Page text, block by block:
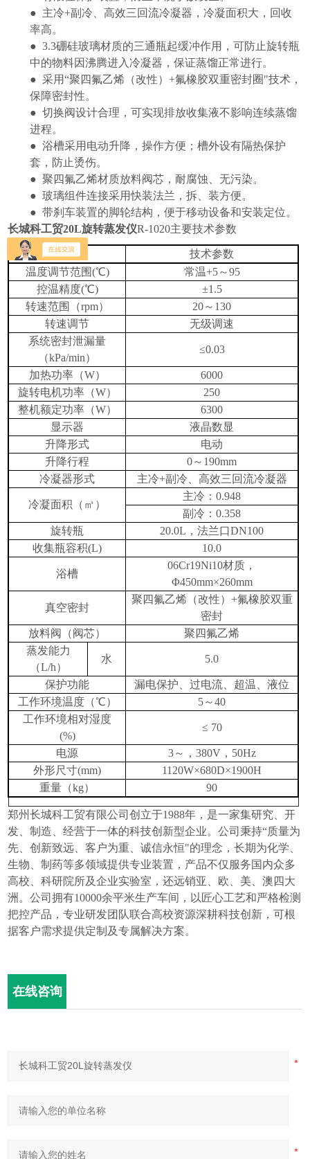
● 主冷+副冷、高效三回流冷凝器，冷凝面积大，回收
率高。
● 3.3硼硅玻璃材质的三通瓶起缓冲作用，可防止旋转瓶
中的物料因沸腾进入冷凝器，保证蒸馏正常进行。
● 采用“聚四氟乙烯（改性）+氟橡胶双重密封圈"技术，
保障密封性。
● 切换阀设计合理，可实现排放收集液不影响连续蒸馏
进程。
● 浴槽采用电动升降，操作方便；槽外设有隔热保护
套，防止烫伤。
● 聚四氟乙烯材质放料阀芯，耐腐蚀、无污染。
● 玻璃组件连接采用快装法兰，拆、装方便。
● 带刹车装置的脚轮结构，便于移动设备和安装定位。
长城科工贸20L旋转蒸发仪R-1020主要技术参数
项目
技术参数
温度调节范围(℃) 常温+5～95
控温精度(℃) ±1.5
转速范围（rpm） 20～ 130
转速调节
无级调速
系统密封泄漏量
（kPa/min）
≤0.03
加热功率（W）
6000
旋转电机功率（W）
250
整机额定功率（W）
6300
显示器
液晶数显
升降形式
电动
升降行程
0～ 190mm
冷凝器形式
主冷+副冷、高效三回流冷凝器
冷凝面积（㎡）
主冷：0.948
副冷：0.358
旋转瓶
20.0L ，法兰口DN100
收集瓶容积(L) 10.0
浴槽
06Cr19Ni10材质，
Φ450mm×260mm
真空密封
聚四氟乙烯（改性） +氟橡胶双重
密封
放料阀（阀芯）
聚四氟乙烯
蒸发能力
（L/h）
水 5.0
保护功能
漏电保护、过电流、超温、液位
工作环境温度（℃）
5～40
工作环境相对湿度
(%)
≤ 70
电源 3～， 380V， 50Hz
外形尺寸(mm) 1120W×680D×1900H
重量（kg） 90
郑州长城科工贸有限公司创立于1988年，是一家集研究、开
发、制造、经营于一体的科技创新型企业。公司秉持“质量为
先、创新致远、客户为重、诚信永恒"的理念，长期为化学、
生物、制药等多领域提供专业装置，产品不仅服务国内众多
高校、科研院所及企业实验室，还远销亚、欧、美、澳四大
洲。公司拥有10000余平米生产车间，以匠心工艺和严格检测
把控产品，专业研发团队联合高校资源深耕科技创新，可根
据客户需求提供定制及专属解决方案。
在线咨询